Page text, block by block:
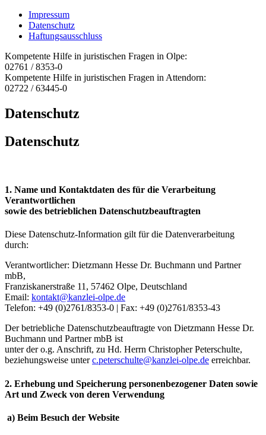
Impressum
Datenschutz
Haftungsausschluss
Kompetente Hilfe in juristischen Fragen in Olpe:
02761 / 8353-0
Kompetente Hilfe in juristischen Fragen in Attendorn:
02722 / 63445-0
Datenschutz
Datenschutz
1. Name und Kontaktdaten des für die Verarbeitung
Verantwortlichen
sowie des betrieblichen Datenschutzbeauftragten
Diese Datenschutz-Information gilt für die Datenverarbeitung
durch:
Verantwortlicher: Dietzmann Hesse Dr. Buchmann und Partner
mbB,
Franziskanerstraße 11, 57462 Olpe, Deutschland
Email: kontakt@kanzlei-olpe.de
Telefon: +49 (0)2761/8353-0 | Fax: +49 (0)2761/8353-43
Der betriebliche Datenschutzbeauftragte von Dietzmann Hesse Dr.
Buchmann und Partner mbB ist
unter der o.g. Anschrift, zu Hd. Herrn Christopher Peterschulte,
beziehungsweise unterc.peterschulte@kanzlei-olpe.de erreichbar.
2. Erhebung und Speicherung personenbezogener Daten sowie
Art und Zweck von deren Verwendung
a) Beim Besuch der Website